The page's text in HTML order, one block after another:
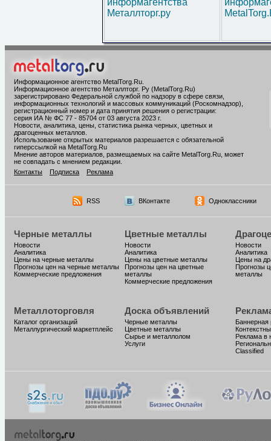
информагентства
Металлторг.ру
Информационное агентство MetalTorg.Ru
Информационное агентство Металлторг. Ру (MetalTorg.Ru)
зарегистрировано Федеральной службой по надзору в сфере связи,
информационных технологий и массовых коммуникаций (Роскомнадзор),
регистрационный номер и дата принятия решения о регистрации:
серия ИА № ФС 77 - 85704 от 03 августа 2023 г.
Новости, аналитика, цены, статистика рынка черных, цветных и
драгоценных металлов.
Использование открытых материалов разрешается с обязательной
гиперссылкой на MetalTorg.Ru
Мнение авторов материалов, размещаемых на сайте MetalTorg.Ru, может
не совпадать с мнением редакции.
Контакты
Подписка Реклама
RSS ВКонтакте Одноклассники
Черные металлы
Новости
Аналитика
Цены на черные металлы
Прогнозы цен на черные металлы
Коммерческие предложения
Цветные металлы
Новости
Аналитика
Цены на цветные металлы
Прогнозы цен на цветные
металлы
Коммерческие предложения
Новости
Аналитика
Цены на
Прогнозы
металлы
Металлоторговля
Каталог организаций
Металлургический маркетплейс
Доска объявлений
Черные металлы
Цветные металлы
Сырье и металлолом
Услуги
Баннерная
Реклама в
Classified